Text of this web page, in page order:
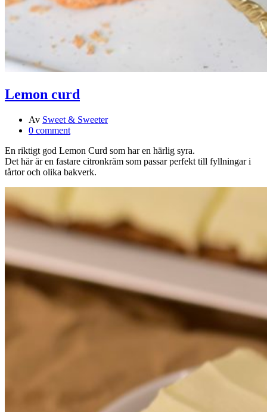
Lemon curd
Av Sweet & Sweeter
0 comment
En riktigt god Lemon Curd som har en härlig syra.
Det här är en fastare citronkräm som passar perfekt till fyllningar i
tårtor och olika bakverk.